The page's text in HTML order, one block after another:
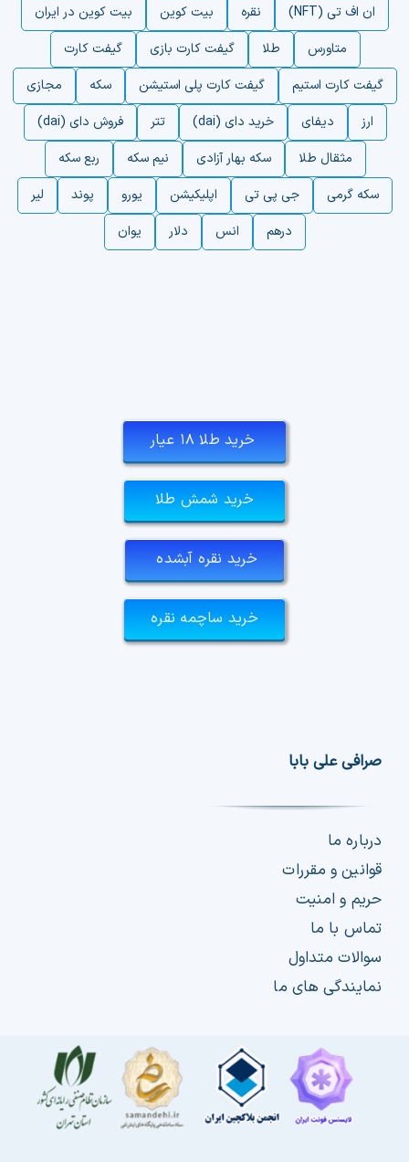
ان اف تی (NFT)
نقره بیت کوین
بیت کوین در ایران
متاورس
طلا گیفت کارت بازی
گیفت کارت
گیفت کارت استیم
گیفت کارت پلی استیشن سکه
مجازی
ارز
دیفای خرید دای (dai) تتر
فروش دای (dai)
مثقال طلا
سکه بهار آزادی نیم سکه
ربع سکه
سکه گرمی
جی پی تی اپلیکیشن یورو پوند
لیر
درهم
انس دلار یوان
خرید طلا ۱۸ عیار
خرید شمش طلا
خرید نقره آبشده
خرید ساچمه نقره
صرافی علی بابا
درباره ما
قوانین و مقررات
حریم و امنیت
تماس با ما
سوالات متداول
نمایندگی های ما